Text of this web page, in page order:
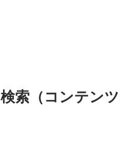
検索（コンテンツ